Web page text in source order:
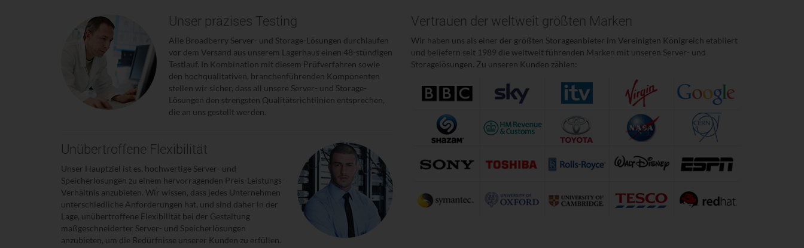
Unser präzises Testing
Alle Broadberry Server- und Storage-Lösungen durchlaufen
vor dem Versand aus unserem Lagerhaus einen 48-stündigen
Testlauf. In Kombination mit diesem Prüfverfahren sowie
den hochqualitativen, branchenführenden Komponenten
stellen wir sicher, dass all unsere Server- und Storage-
Lösungen den strengsten Qualitätsrichtlinien entsprechen,
die an uns gestellt werden.
Unübertroffene Flexibilität
Unser Hauptziel ist es, hochwertige Server- und
Speicherlösungen zu einem hervorragenden Preis-Leistungs-
Verhältnis anzubieten. Wir wissen, dass jedes Unternehmen
unterschiedliche Anforderungen hat, und sind daher in der
Lage, unübertroffene Flexibilität bei der Gestaltung
maßgeschneiderter Server- und Speicherlösungen
anzubieten, um die Bedürfnisse unserer Kunden zu erfüllen.
Vertrauen der weltweit größten Marken
Wir haben uns als einer der größten Storageanbieter im Vereinigten Königreich etabliert
und beliefern seit 1989 die weltweit führenden Marken mit unseren Server- und
Storagelösungen. Zu unseren Kunden zählen: